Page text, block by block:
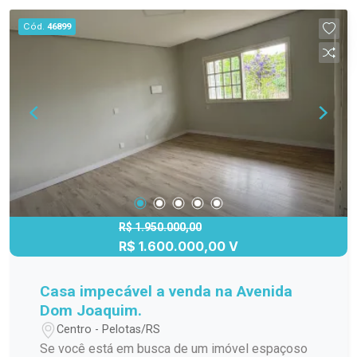
comodidades Pronta para morar e transformar
em seu lar! Agende uma visita e venha conhecer
Cód. 46899
R$ 1.950.000,00
R$ 1.600.000,00 V
Casa impecável a venda na Avenida
Dom Joaquim.
Centro - Pelotas/RS
Se você está em busca de um imóvel espaçoso